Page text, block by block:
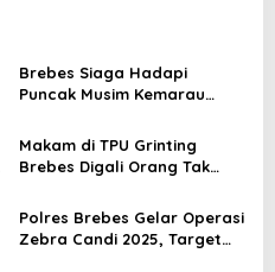
Brebes Siaga Hadapi
Puncak Musim Kemarau
Kesiapsiagaan Bencana dan
Karhutla
Makam di TPU Grinting
Brebes Digali Orang Tak
Selidiki Motif Pelaku
Polres Brebes Gelar Operasi
Zebra Candi 2025, Target